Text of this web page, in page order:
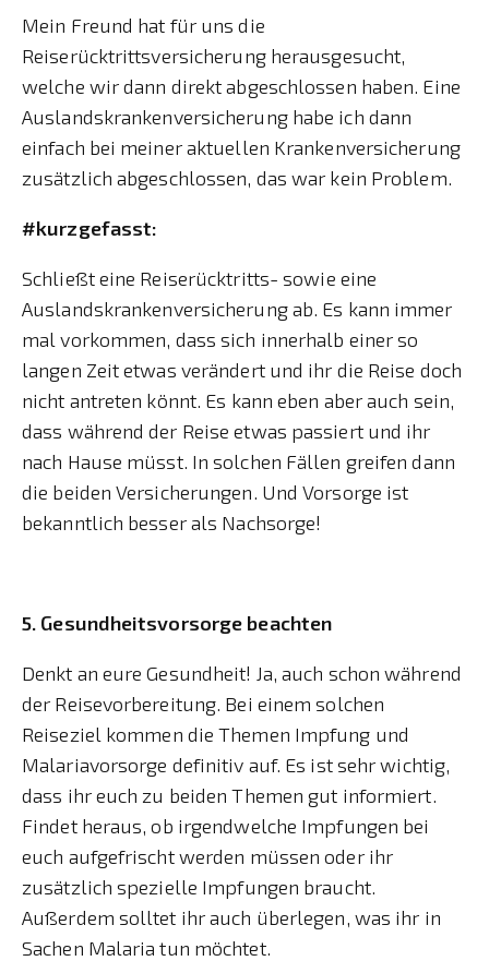
Mein Freund hat für uns die
Reiserücktrittsversicherung herausgesucht,
welche wir dann direkt abgeschlossen haben. Eine
Auslandskrankenversicherung habe ich dann
einfach bei meiner aktuellen Krankenversicherung
zusätzlich abgeschlossen, das war kein Problem.
#kurzgefasst:
Schließt eine Reiserücktritts- sowie eine
Auslandskrankenversicherung ab. Es kann immer
mal vorkommen, dass sich innerhalb einer so
langen Zeit etwas verändert und ihr die Reise doch
nicht antreten könnt. Es kann eben aber auch sein,
dass während der Reise etwas passiert und ihr
nach Hause müsst. In solchen Fällen greifen dann
die beiden Versicherungen. Und Vorsorge ist
bekanntlich besser als Nachsorge!
5. Gesundheitsvorsorge beachten
Denkt an eure Gesundheit! Ja, auch schon während
der Reisevorbereitung. Bei einem solchen
Reiseziel kommen die Themen Impfung und
Malariavorsorge definitiv auf. Es ist sehr wichtig,
dass ihr euch zu beiden Themen gut informiert.
Findet heraus, ob irgendwelche Impfungen bei
euch aufgefrischt werden müssen oder ihr
zusätzlich spezielle Impfungen braucht.
Außerdem solltet ihr auch überlegen, was ihr in
Sachen Malaria tun möchtet.